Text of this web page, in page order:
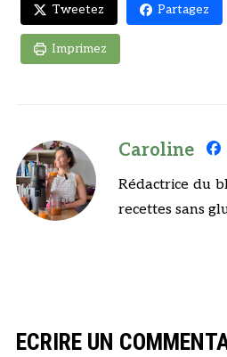
Tweetez Partagez
Imprimez
Caroline
Rédactrice du
recettes sans
ECRIRE UN